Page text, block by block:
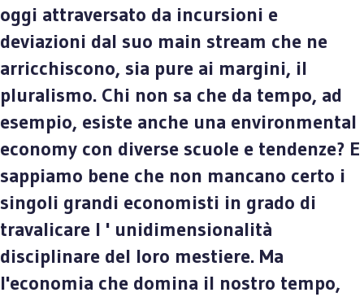
oggi attraversato da incursioni e
deviazioni dal suo main stream che ne
arricchiscono, sia pure ai margini, il
pluralismo. Chi non sa che da tempo, ad
esempio, esiste anche una environmental
economy con diverse scuole e tendenze? E
sappiamo bene che non mancano certo i
singoli grandi economisti in grado di
travalicare l ' unidimensionalità
disciplinare del loro mestiere. Ma
l'economia che domina il nostro tempo,